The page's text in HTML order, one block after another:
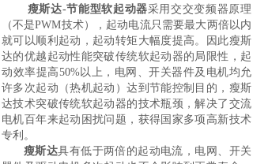
瘦斯达-节能型软起动器采用交交变频器原理
（不是PWM技术），起动电流只需要最大两倍以内
就可以顺利起动，起动转矩大幅度提高。因此瘦斯
达的优越起动性能突破传统软起动器的局限性，起
动效率提高50%以上，电网、开关器件及电机均允
许多次起动（热机起动）达到节能控制目的，瘦斯
达技术突破传统软起动器的技术瓶颈，解决了交流
电机百年来起动困扰问题，获得国家多项高新技术
专利。
瘦斯达具有低于两倍的起动电流，电网、开关